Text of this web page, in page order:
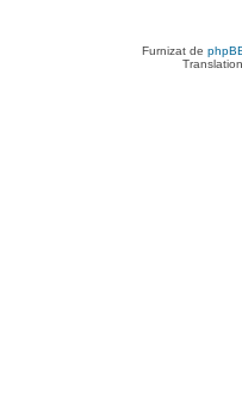
Furnizat de